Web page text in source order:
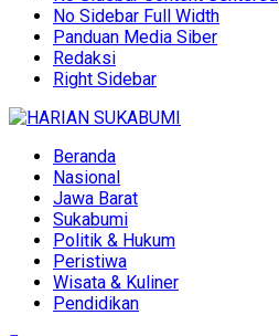
No Sidebar Full Width
Panduan Media Siber
Redaksi
Right Sidebar
Beranda
Nasional
Jawa Barat
Sukabumi
Politik & Hukum
Peristiwa
Wisata & Kuliner
Pendidikan